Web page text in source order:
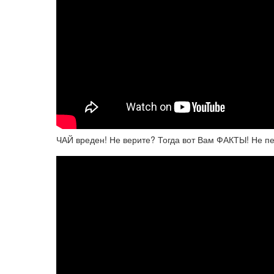
ЧАЙ вреден! Не верите? Тогда вот Вам ФАКТЫ! Не